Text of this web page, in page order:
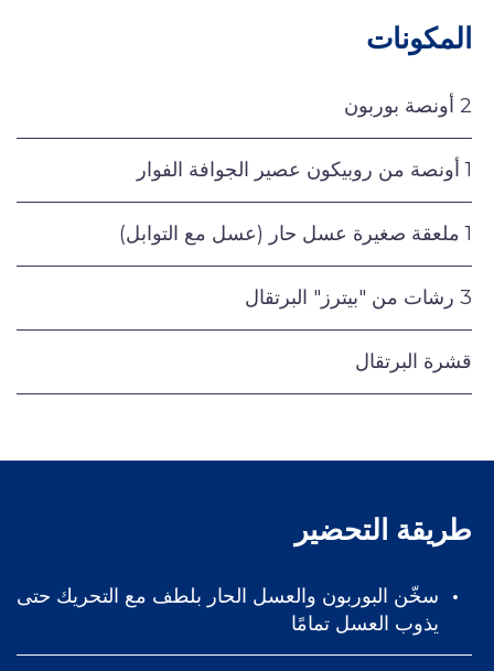
المكونات
2 أونصة بوربون
1 أونصة من روبيكون عصير الجوافة الفوار
1 ملعقة صغيرة عسل حار (عسل مع التوابل)
3 رشات من "بيترز" البرتقال
قشرة البرتقال
طريقة التحضير
سخّن البوربون والعسل الحار بلطف مع التحريك حتى
يذوب العسل تمامًا